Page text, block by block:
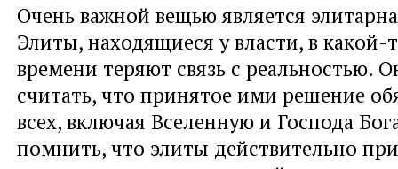
Очень важной вещью является
Элиты, находящиеся у власти, в
времени теряют связь с реальностью.
считать, что принятое ими решение
всех, включая Вселенную и Господа
помнить, что элиты действительно